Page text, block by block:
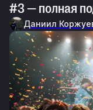
#3 — полная
Даниил